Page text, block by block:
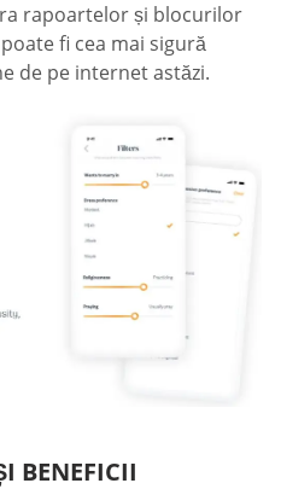
rapoartelor și blocurilor
fi cea mai sigură
de pe internet astăzi.
BENEFICII